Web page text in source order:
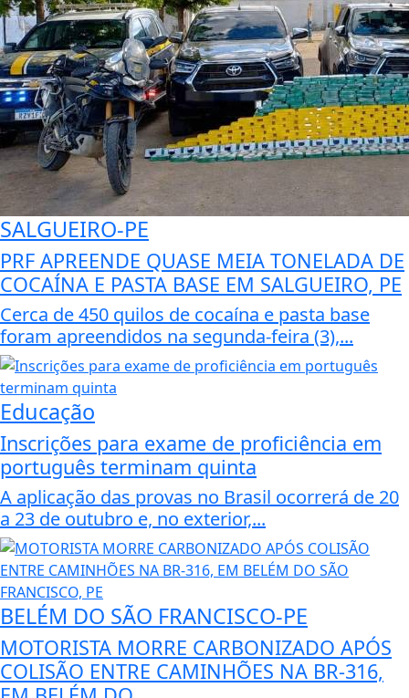
SALGUEIRO-PE
PRF APREENDE QUASE MEIA TONELADA DE
COCAÍNA E PASTA BASE EM SALGUEIRO, PE
Cerca de 450 quilos de cocaína e pasta base
foram apreendidos na segunda-feira (3),...
Educação
Inscrições para exame de proficiência em
português terminam quinta
A aplicação das provas no Brasil ocorrerá de 20
a 23 de outubro e, no exterior,...
BELÉM DO SÃO FRANCISCO-PE
MOTORISTA MORRE CARBONIZADO APÓS
COLISÃO ENTRE CAMINHÕES NA BR-316,